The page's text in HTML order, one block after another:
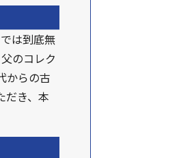
は到底無
のコレク
からの古
だき、本